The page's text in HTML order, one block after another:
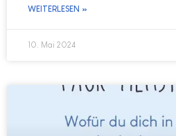
WEITERLESEN »
10. Mai 2024